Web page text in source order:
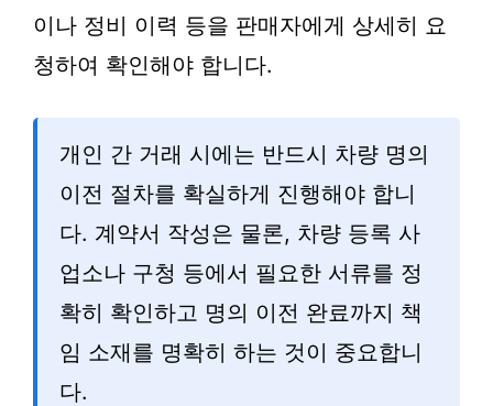
이나 정비 이력 등을 판매자에게 상세히 요
청하여 확인해야 합니다.
개인 간 거래 시에는 반드시 차량 명의
이전 절차를 확실하게 진행해야 합니
다. 계약서 작성은 물론, 차량 등록 사
업소나 구청 등에서 필요한 서류를 정
확히 확인하고 명의 이전 완료까지 책
임 소재를 명확히 하는 것이 중요합니
다.